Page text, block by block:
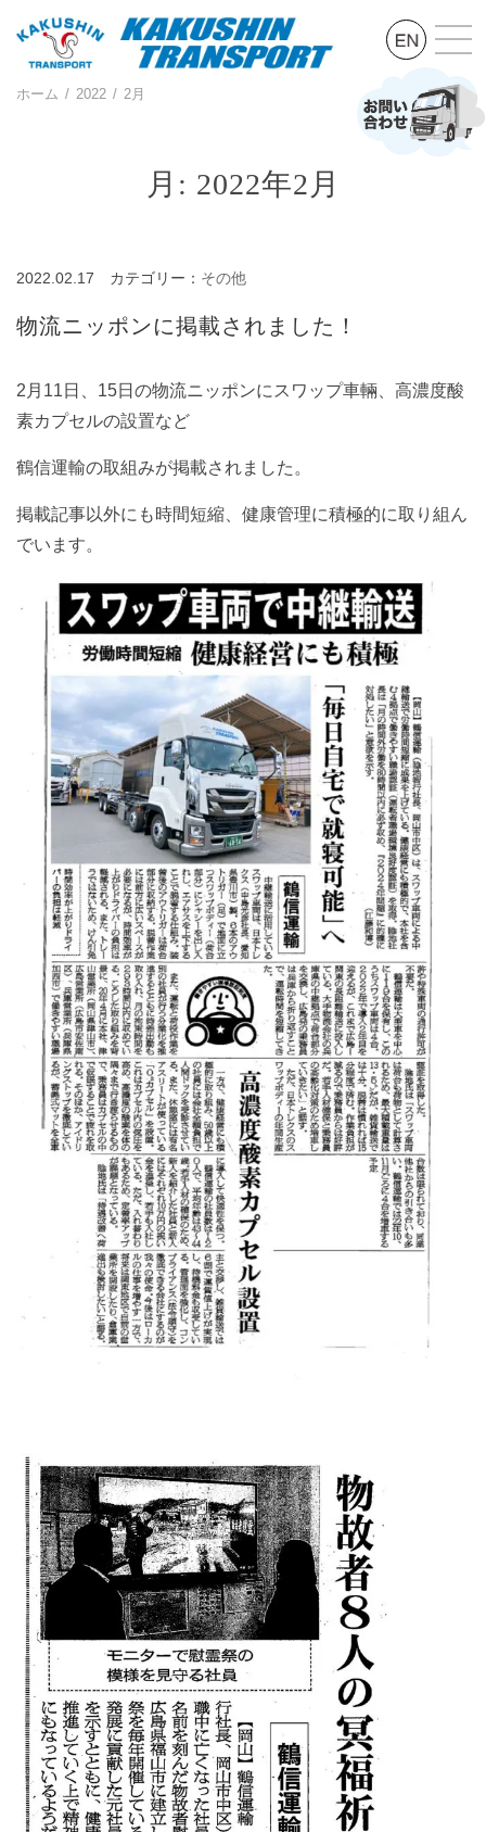
ホーム 2022 2月
月: 2022年2月
2022.02.17 カテゴリー： その他
物流ニッポンに掲載されました！
2月11日、15日の物流ニッポンにスワップ車輛、高濃度酸
素カプセルの設置など
鶴信運輸の取組みが掲載されました。
掲載記事以外にも時間短縮、健康管理に積極的に取り組ん
でいます。